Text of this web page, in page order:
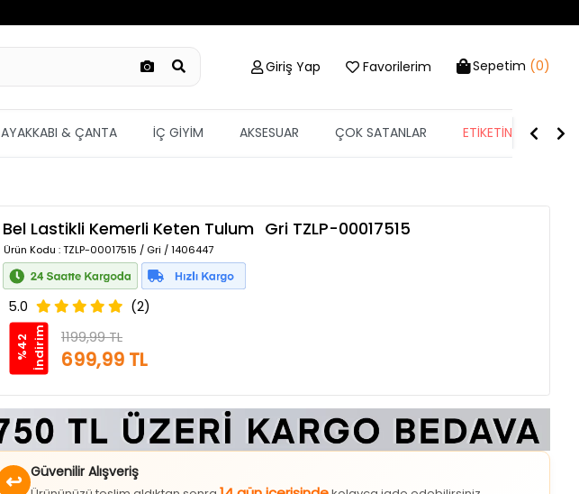
Giriş Yap Favorilerim Sepetim (0)
AYAKKABI & ÇANTA İÇ GİYİM AKSESUAR ÇOK SATANLAR ETİKETİN YARISI
Bel Lastikli Kemerli Keten Tulum Gri TZLP-00017515
Ürün Kodu : TZLP-00017515 / Gri / 1406447
5.0 (2)
%
4
2
İ
n
d
i
r
i m 1199,99 TL
699,99 TL
↩ Güvenilir Alışveriş
Ürününüzü teslim aldıktan sonra14 gün içerisindekolayca iade edebilirsiniz.